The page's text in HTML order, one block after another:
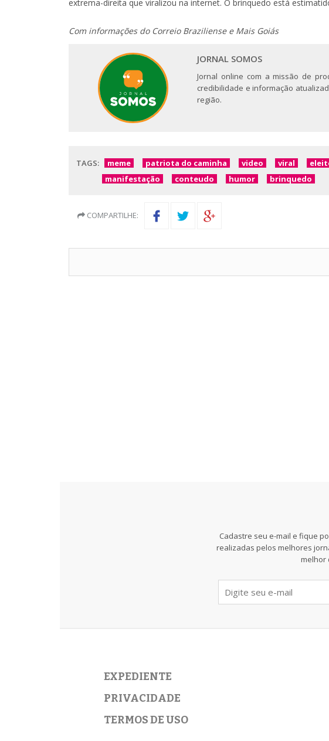
extrema-direita que viralizou na internet. O brinquedo está
Com informações do Correio Braziliense e Mais Goiás
JORNAL SOMOS
Jornal online com a missão de
credibilidade e informação
região.
TAGS: meme patriota do caminha video viral
manifestação
conteudo humor brinquedo
COMPARTILHE:
Cadastre seu e-mail e fique
realizadas pelos melhores
melhor
EXPEDIENTE
PRIVACIDADE
TERMOS DE USO